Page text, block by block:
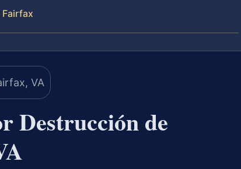
Fairfax
Destrucción de